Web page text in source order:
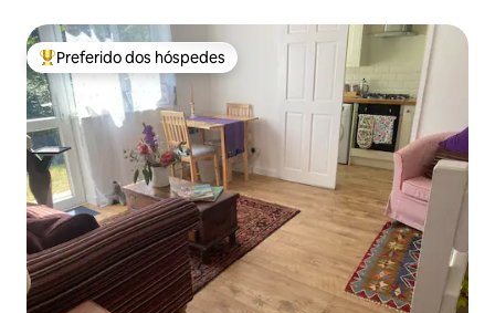
Entre os melhores preferidos dos hóspedes
Preferido dos hóspedes